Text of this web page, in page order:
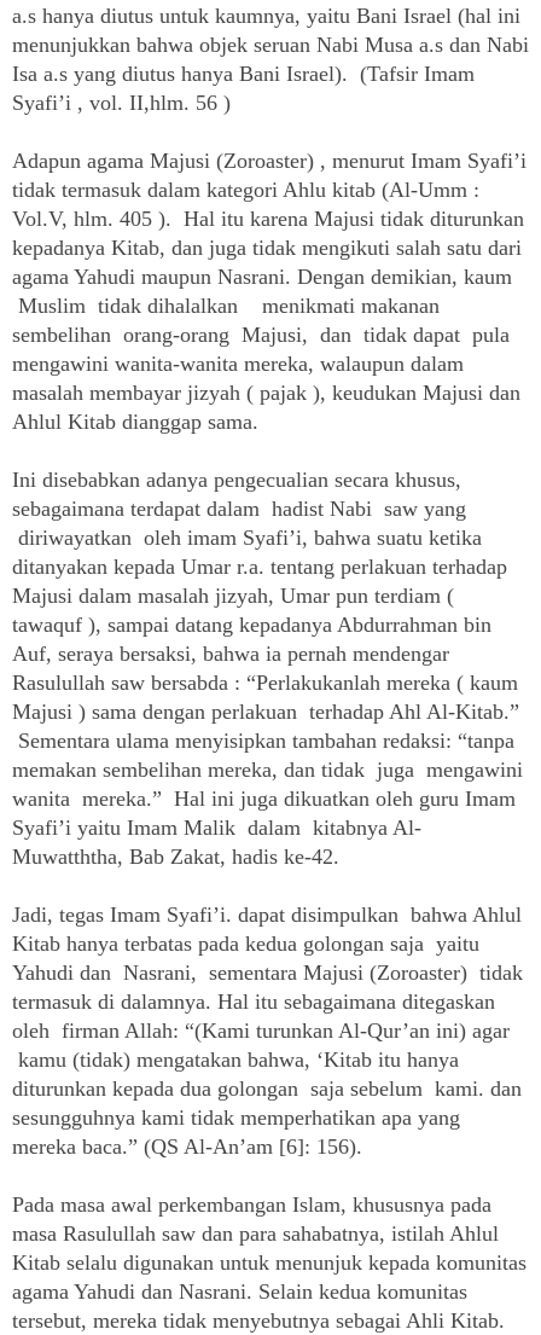
a.s hanya diutus untuk kaumnya, yaitu Bani Israel (hal ini
menunjukkan bahwa objek seruan Nabi Musa a.s dan Nabi
Isa a.s yang diutus hanya Bani Israel). (Tafsir Imam
Syafi’i , vol. II,hlm. 56 )
Adapun agama Majusi (Zoroaster) , menurut Imam Syafi’i
tidak termasuk dalam kategori Ahlu kitab (Al-Umm :
Vol.V, hlm. 405 ). Hal itu karena Majusi tidak diturunkan
kepadanya Kitab, dan juga tidak mengikuti salah satu dari
agama Yahudi maupun Nasrani. Dengan demikian, kaum
Muslim tidak dihalalkan menikmati makanan
sembelihan orang-orang Majusi, dan tidak dapat pula
mengawini wanita-wanita mereka, walaupun dalam
masalah membayar jizyah ( pajak ), keudukan Majusi dan
Ahlul Kitab dianggap sama.
Ini disebabkan adanya pengecualian secara khusus,
sebagaimana terdapat dalam hadist Nabi saw yang
diriwayatkan oleh imam Syafi’i, bahwa suatu ketika
ditanyakan kepada Umar r.a. tentang perlakuan terhadap
Majusi dalam masalah jizyah, Umar pun terdiam (
tawaquf ), sampai datang kepadanya Abdurrahman bin
Auf, seraya bersaksi, bahwa ia pernah mendengar
Rasulullah saw bersabda : “Perlakukanlah mereka ( kaum
Majusi ) sama dengan perlakuan terhadap Ahl Al-Kitab.”
Sementara ulama menyisipkan tambahan redaksi: “tanpa
memakan sembelihan mereka, dan tidak juga mengawini
wanita mereka.” Hal ini juga dikuatkan oleh guru Imam
Syafi’i yaitu Imam Malik dalam kitabnya Al-
Muwatththa, Bab Zakat, hadis ke-42.
Jadi, tegas Imam Syafi’i. dapat disimpulkan bahwa Ahlul
Kitab hanya terbatas pada kedua golongan saja yaitu
Yahudi dan Nasrani, sementara Majusi (Zoroaster) tidak
termasuk di dalamnya. Hal itu sebagaimana ditegaskan
oleh firman Allah: “(Kami turunkan Al-Qur’an ini) agar
kamu (tidak) mengatakan bahwa, ‘Kitab itu hanya
diturunkan kepada dua golongan saja sebelum kami. dan
sesungguhnya kami tidak memperhatikan apa yang
mereka baca.” (QS Al-An’am [6]: 156).
Pada masa awal perkembangan Islam, khususnya pada
masa Rasulullah saw dan para sahabatnya, istilah Ahlul
Kitab selalu digunakan untuk menunjuk kepada komunitas
agama Yahudi dan Nasrani. Selain kedua komunitas
tersebut, mereka tidak menyebutnya sebagai Ahli Kitab.